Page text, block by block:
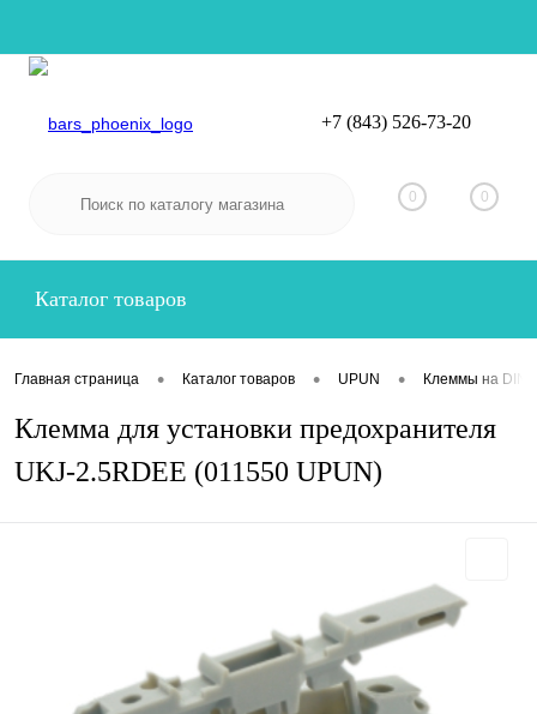
Вход
+7 (843) 526-73-20
0 0
Каталог товаров
Главная страница • Каталог товаров • UPUN • Клеммы на DIN-
Клемма для установки предохранителя
UKJ-2.5RDEE (011550 UPUN)